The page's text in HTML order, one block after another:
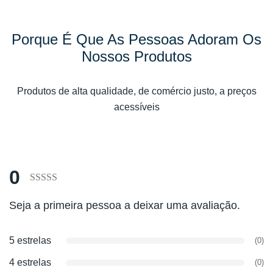
Porque É Que As Pessoas Adoram Os
Nossos Produtos
Produtos de alta qualidade, de comércio justo, a preços
acessíveis
0
com
de
com
Seja a primeira pessoa a deixar uma avaliação.
5 estrelas (0)
4 estrelas (0)